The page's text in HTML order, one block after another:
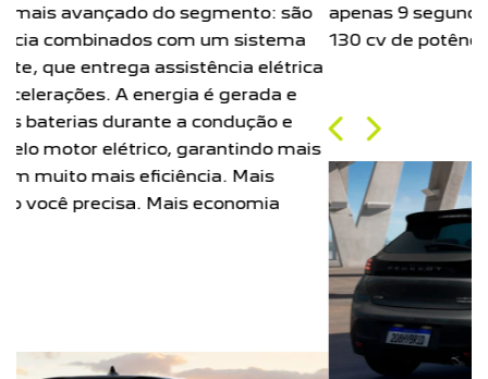
apenas 9 segundos com o Motor Turbo Flex com
130 cv de potência.
Previous
Next
Próximo
Motor 1.0 firefly